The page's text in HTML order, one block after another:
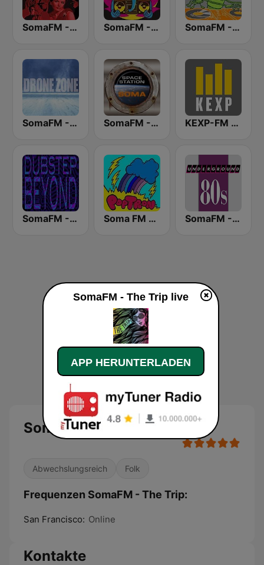
SomaFM - Secret Agent SomaFM - Suburbs of Goa SomaFM - Cliqhop idm
SomaFM - Drone Zone SomaFM - Space Station Soma KEXP-FM 90.3
SomaFM - Dub Step Beyond (May damage speakers at high volume) Soma FM - PopTron SomaFM - Underground 80's
SomaFM - The Trip
Abwechslungsreich Folk
Frequenzen SomaFM - The Trip:
San Francisco: Online
Kontakte
SomaFM - The Trip live
APP HERUNTERLADEN